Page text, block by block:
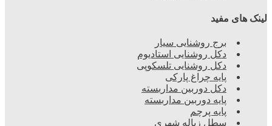
لینک های مفید
برج روشنایی سیار
دکل روشنایی استادیوم
دکل روشنایی تلسکوپی
پایه چراغ پارکی
دکل دوربین مداربسته
پایه دوربین مداربسته
پایه پرچم
سطل زباله شهری